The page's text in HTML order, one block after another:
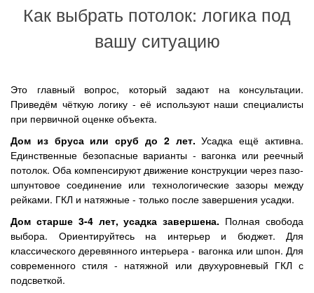
Как выбрать потолок: логика под
вашу ситуацию
Это главный вопрос, который задают на консультации.
Приведём чёткую логику - её используют наши специалисты
при первичной оценке объекта.
Дом из бруса или сруб до 2 лет. Усадка ещё активна.
Единственные безопасные варианты - вагонка или реечный
потолок. Оба компенсируют движение конструкции через пазо-
шпунтовое соединение или технологические зазоры между
рейками. ГКЛ и натяжные - только после завершения усадки.
Дом старше 3-4 лет, усадка завершена. Полная свобода
выбора. Ориентируйтесь на интерьер и бюджет. Для
классического деревянного интерьера - вагонка или шпон. Для
современного стиля - натяжной или двухуровневый ГКЛ с
подсветкой.